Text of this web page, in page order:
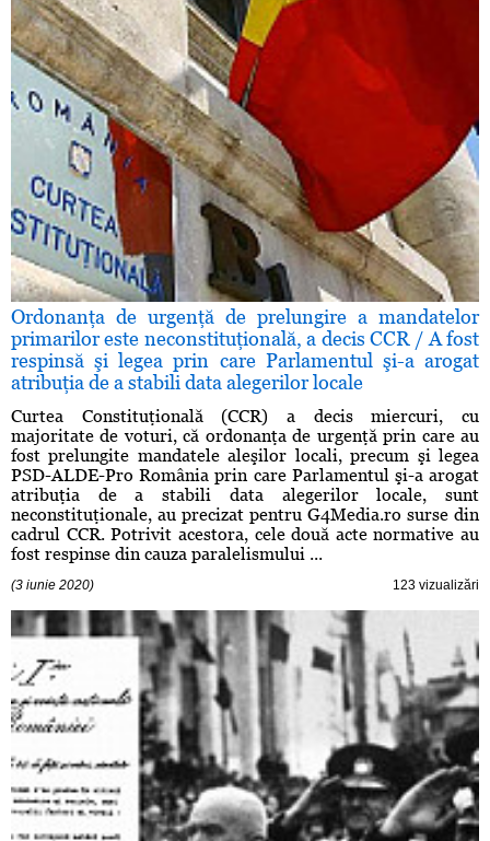
Ordonanţa de urgenţă de prelungire a mandatelor
primarilor este neconstituţională, a decis CCR / A fost
respinsă şi legea prin care Parlamentul şi-a arogat
atribuţia de a stabili data alegerilor locale
Curtea Constituţională (CCR) a decis miercuri, cu
majoritate de voturi, că ordonanţa de urgenţă prin care au
fost prelungite mandatele aleşilor locali, precum şi legea
PSD-ALDE-Pro România prin care Parlamentul şi-a arogat
atribuţia de a stabili data alegerilor locale, sunt
neconstituţionale, au precizat pentru G4Media.ro surse din
cadrul CCR. Potrivit acestora, cele două acte normative au
fost respinse din cauza paralelismului ...
(3 iunie 2020) 123 vizualizări